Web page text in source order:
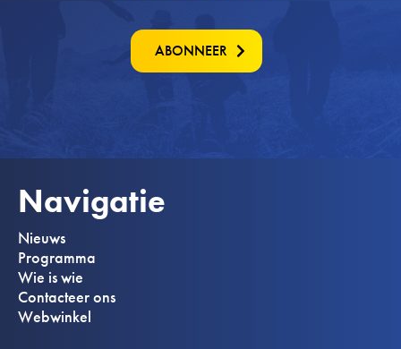
ABONNEER
Navigatie
Nieuws
Programma
Wie is wie
Contacteer ons
Webwinkel